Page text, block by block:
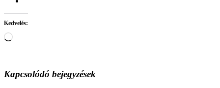
Kedvelés:
Loading…
Kapcsolódó bejegyzések